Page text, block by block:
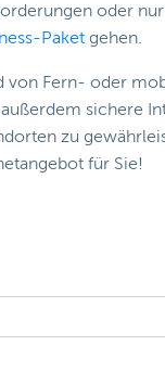
oder
Paketgehen.
von Fern- oder
sichere
zu
für Sie!